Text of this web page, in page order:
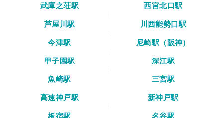
武庫之荘駅
西宮北口駅
芦屋川駅
川西能勢口駅
今津駅
尼崎駅（阪神）
甲子園駅
深江駅
魚崎駅
三宮駅
高速神戸駅
新神戸駅
板宿駅
名谷駅